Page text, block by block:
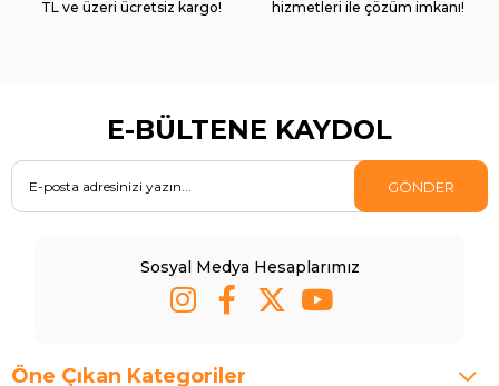
TL ve üzeri ücretsiz kargo!
hizmetleri ile çözüm imkanı!
E-BÜLTENE KAYDOL
GÖNDER
Sosyal Medya Hesaplarımız
Öne Çıkan Kategoriler